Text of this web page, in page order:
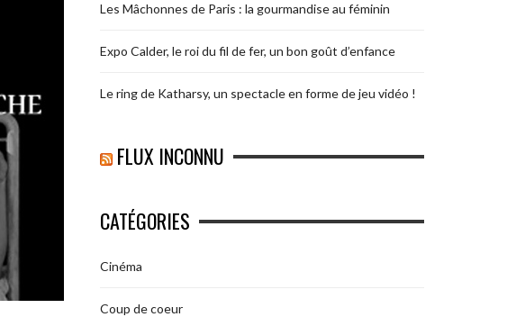
Les Mâchonnes de Paris : la gourmandise au féminin
Expo Calder, le roi du fil de fer, un bon goût d’enfance
Le ring de Katharsy, un spectacle en forme de jeu vidéo !
FLUX INCONNU
CATÉGORIES
Cinéma
Coup de coeur